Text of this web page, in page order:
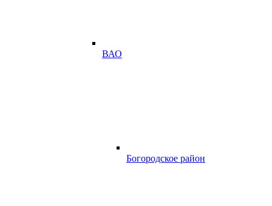
ВАО
Богородское район